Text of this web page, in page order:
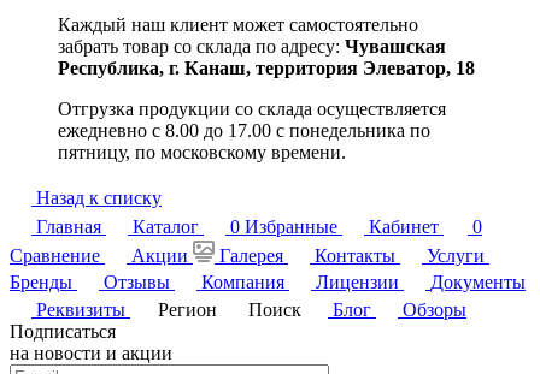
Каждый наш клиент может самостоятельно
забрать товар со склада по адресу: Чувашская
Республика, г. Канаш, территория Элеватор, 18
Отгрузка продукции со склада осуществляется
ежедневно с 8.00 до 17.00 с понедельника по
пятницу, по московскому времени.
Назад к списку
Главная
Каталог 0 Избранные Кабинет
0
Сравнение
Акции Галерея Контакты
Услуги
Бренды
Отзывы Компания Лицензии
Документы
Реквизиты
Регион Поиск Блог
Обзоры
Подписаться
на новости и акции